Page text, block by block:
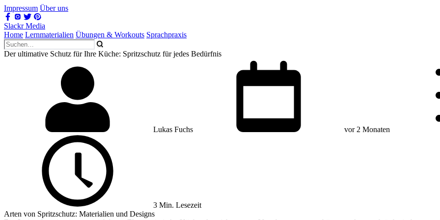
Impressum Über uns
Slackr Media
Home Lernmaterialien Übungen & Workouts Sprachpraxis
Der ultimative Schutz für Ihre Küche: Spritzschutz für jedes Bedürfnis
Lukas Fuchs vor 2 Monaten
3 Min. Lesezeit
Arten von Spritzschutz: Materialien und Designs